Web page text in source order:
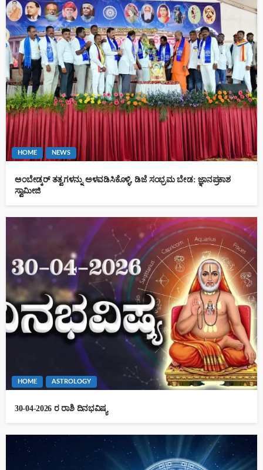
HOME NEWS
ಅಂಬೇಡ್ಕರ್ ತತ್ವಗಳನ್ನು ಅಳವಡಿಸಿಕೊಳ್ಳಿ, ಡಿಜೆ ಸಂಭ್ರಮ ಬೇಡ: ಜ್ಞಾನಪ್ರಕಾಶ
ಸ್ವಾಮೀಜಿ
HOME ASTROLOGY
30-04-2026 ರ ರಾಶಿ ದಿನಭವಿಷ್ಯ